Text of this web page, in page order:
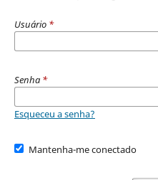
Usuário *
Senha *
Esqueceu a senha?
Mantenha-me conectado